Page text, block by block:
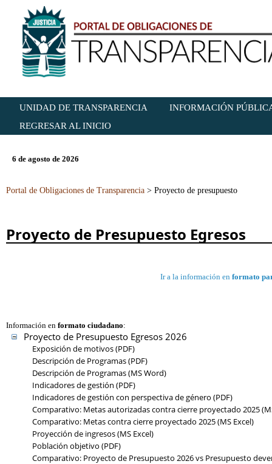
UNIDAD DE TRANSPARENCIA
INFORMACIÓN
REGRESAR AL INICIO
6 de agosto de 2026
Portal de Obligaciones de Transparencia > Proyecto de presupuesto
Proyecto de Presupuesto Egresos
Ir a la información en formato
Información en formato ciudadano:
Proyecto de Presupuesto Egresos 2026
Exposición de motivos (PDF)
Descripción de Programas (PDF)
Descripción de Programas (MS Word)
Indicadores de gestión (PDF)
Indicadores de gestión con perspectiva de género (PDF)
Comparativo: Metas autorizadas contra cierre proyectado 2025
Comparativo: Metas contra cierre proyectado 2025 (MS Excel)
Proyección de ingresos (MS Excel)
Población objetivo (PDF)
Comparativo: Proyecto de Presupuesto 2026 vs Presupuesto